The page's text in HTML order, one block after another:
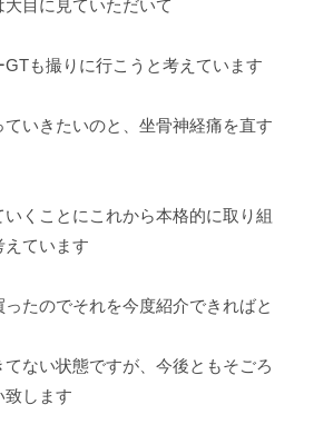
目に見ていただいて
も撮りに行こうと考えています
いきたいのと、坐骨神経痛を直す
くことにこれから本格的に取り組
えています
たのでそれを今度紹介できればと
ない状態ですが、今後ともそごろ
致します